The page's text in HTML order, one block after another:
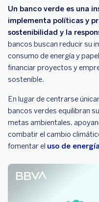
Un banco verde es una
implementa políticas y
sostenibilidad y la
bancos buscan reducir su
consumo de energía y
financiar proyectos y
sostenible.
En lugar de centrarse
bancos verdes equilibran
metas ambientales,
combatir el cambio
fomentar el uso de